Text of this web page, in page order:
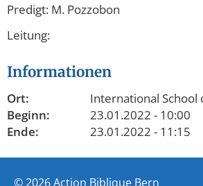
Predigt: M. Pozzobon
Leitung:
Informationen
Ort:
International School
Beginn:
23.01.2022 - 10:00
Ende:
23.01.2022 - 11:15
© 2026 Action Biblique Bern